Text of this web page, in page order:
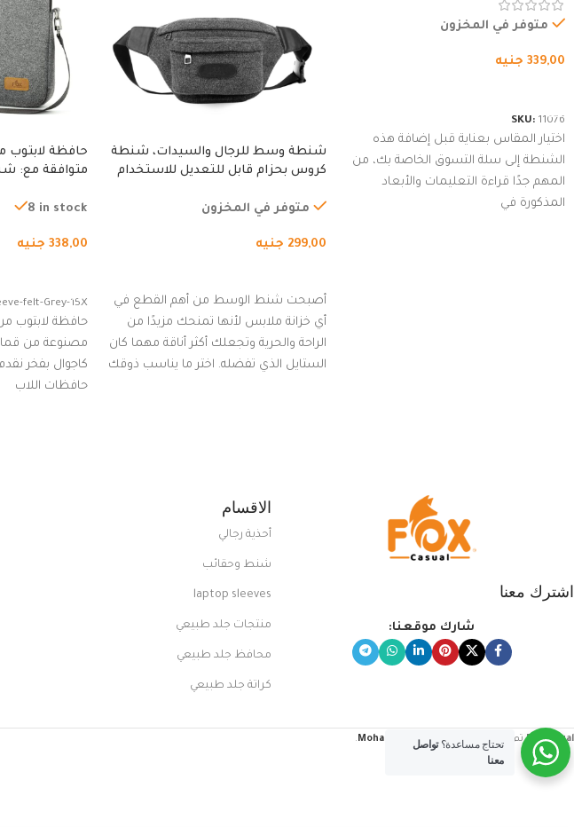
متوفر في المخزون
339,00 جنيه
SKU: 11076
اختيار المقاس بعناية قبل إضافة هذه
الشنطة إلى سلة التسوق الخاصة بك، من
المهم جدًا قراءة التعليمات والأبعاد
المذكورة في
شنطة وسط للرجال والسيدات، شنطة
كروس بحزام قابل للتعديل للاستخدام
المشي لمسافات طويلة، وركوب
متوفر في المخزون
299,00 جنيه
أصبحت شنط الوسط من أهم القطع في
أي خزانة ملابس لأنها تمنحك مزيدًا من
الراحة والحرية وتجعلك أكثر أناقة مهما كان
الستايل الذي تفضله. اختر ما يناسب ذوقك
حافظة لابتوب
متوافقة مع:
من الجوخ لجهاز
8 in stock
338,00 جنيه
felt-Grey-15X
حافظة لابتوب
مصنوعة من
كاجوال بفخر
حافظات اللاب
اشترك معنا
شارك موقعنا:
الاقسام
أحذية رجالي
شنط وحقائب
laptop sleeves
منتجات جلد طبيعي
محافظ جلد طبيعي
كراتة جلد طبيعي
FoxCasualتم إنشاؤه بواسطة Mohamed Sayed
. تحتاج مساعدة؟تواصل
معنا